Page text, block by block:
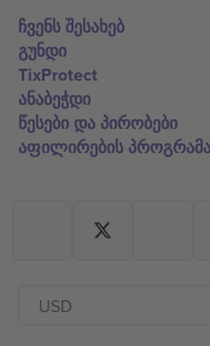
ჩვენს შესახებ
გუნდი
TixProtect
ანაბეჭდი
წესები და პირობები
აფილირების პროგრამა